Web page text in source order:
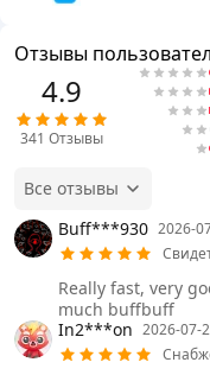
Отзывы
4.9
341 Отзывы
Все отзывы
Buff***930 2026-
Really fast, very
much buffbuff
In2***on 2026-07-